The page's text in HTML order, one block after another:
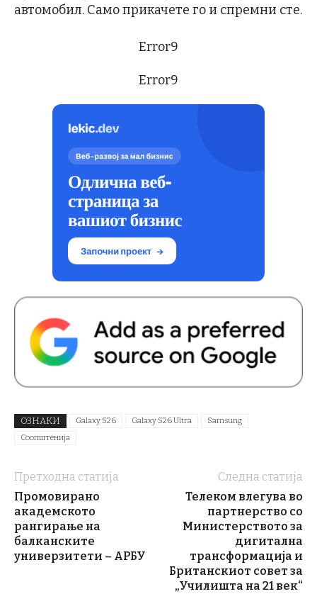
автомобил. Само прикачете го и спремни сте.
Error9
Error9
ОЗНАКИ Galaxy S26 Galaxy S26 Ultra
Samsung
Соопштенија
Претходна статија
Промовирано
академското
рангирање на
балканските
универзитети – АРБУ
Следна статија
Телеком влегува во
партнерство со
Министерството за
дигитална
трансформација и
Британскиот совет за
„Училишта на 21 век“